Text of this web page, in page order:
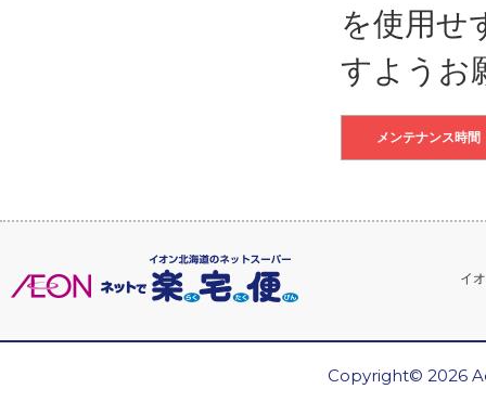
を使用せ
すようお
メンテナンス時間
イ
Copyright© 2026